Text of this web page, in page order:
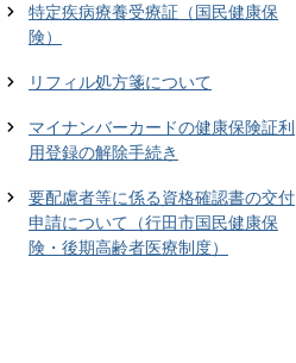
特定疾病療養受療証（国民健康保
険）
リフィル処方箋について
マイナンバーカードの健康保険証利
用登録の解除手続き
要配慮者等に係る資格確認書の交付
申請について（行田市国民健康保
険・後期高齢者医療制度）